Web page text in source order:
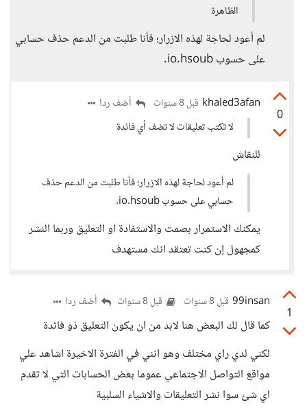
الظاهرة
لم أعود لحاجة لهذه الازرار؛ فأنا طلبت من الدعم حذف حسابي
على حسوب io.hsoub.
0
khaled3afan قبل 8 سنوات
أضف ردا
لا تكتب تعليقات لا تضف أي فائدة
للنقاش
لم أعود لحاجة لهذه الازرار؛ فأنا طلبت من الدعم حذف
حسابي على حسوب io.hsoub.
يمكنك الاستمرار بصمت والاستفادة او التعليق وربما النشر
كمجهول إن كنت تعتقد انك مستهدف
1
99insan قبل 8 سنوات قبل 8 سنوات أضف ردا
كما قال لك البعض هنا لابد من ان يكون التعليق ذو فائدة
لكني لدي راي مختلف وهو انني في الفترة الاخيرة اشاهد علي
مواقع التواصل الاجتماعي عموما بعض الحسابات التي لا تقدم
اي شئ سوا نشر التعليقات والاشياء السلبية